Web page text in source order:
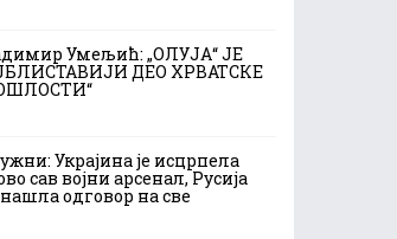
Умељић: „ОЛУЈА“ ЈЕ
ДЕО ХРВАТСКЕ
Украјина је исцрпела
сав војни арсенал, Русија
одговор на све